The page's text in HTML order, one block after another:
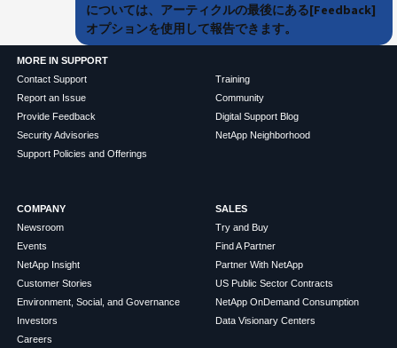
については、アーティクルの最後にある[Feedback]
オプションを使用して報告できます。
MORE IN SUPPORT
Contact Support
Report an Issue
Provide Feedback
Security Advisories
Support Policies and Offerings
Training
Community
Digital Support Blog
NetApp Neighborhood
COMPANY
Newsroom
Events
NetApp Insight
Customer Stories
Environment, Social, and Governance
Investors
Careers
SALES
Try and Buy
Find A Partner
Partner With NetApp
US Public Sector Contracts
NetApp OnDemand Consumption
Data Visionary Centers